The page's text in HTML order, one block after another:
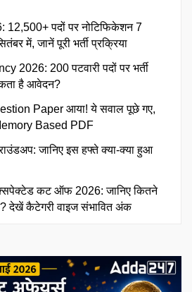
12,500+ पदों पर नोटिफिकेशन 7
में, जानें पूरी भर्ती प्रक्रिया
2026: 200 पटवारी पदों पर भर्ती
है आवेदन?
Paper आया! ये सवाल पूछे गए,
Based PDF
जानिए इस हफ्ते क्या-क्या हुआ
कट ऑफ 2026: जानिए कितने
देखें कैटेगरी वाइज संभावित अंक